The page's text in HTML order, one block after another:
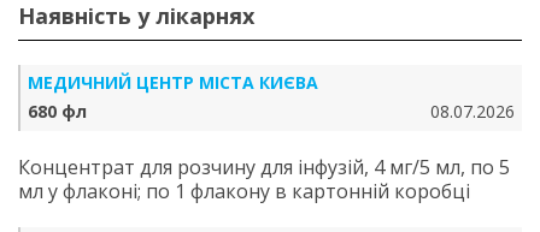
Наявність у лікарнях
МЕДИЧНИЙ ЦЕНТР МІСТА КИЄВА
680 фл
08.07.2026
Концентрат для розчину для інфузій, 4 мг/5 мл, по 5
мл у флаконі; по 1 флакону в картонній коробці